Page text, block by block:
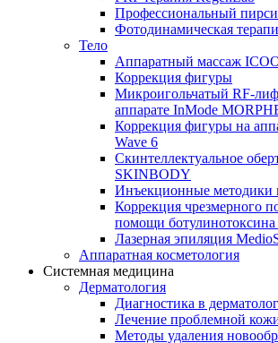
Профессиональный
Фотодинамическая
Тело
Аппаратный массаж
Коррекция фигуры
Микроигольчатый RF-
аппарате InMode
Коррекция фигуры на
Wave 6
Скинтеллектуальное
SKINBODY
Инъекционные методики
Коррекция чрезмерного
помощи
Лазерная эпиляция
Аппаратная косметология
Системная медицина
Дерматология
Диагностика в
Лечение проблемной
Методы удаления